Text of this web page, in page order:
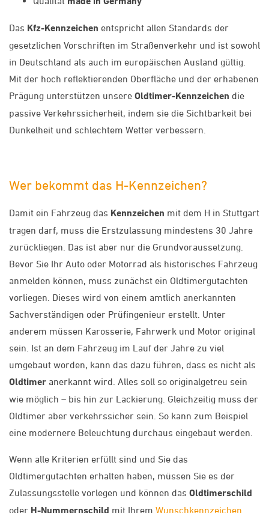
Das Kfz-Kennzeichen entspricht allen Standards der
gesetzlichen Vorschriften im Straßenverkehr und ist sowohl
in Deutschland als auch im europäischen Ausland gültig.
Mit der hoch reflektierenden Oberfläche und der erhabenen
Prägung unterstützen unsere Oldtimer-Kennzeichen die
passive Verkehrssicherheit, indem sie die Sichtbarkeit bei
Dunkelheit und schlechtem Wetter verbessern.
Wer bekommt das H-Kennzeichen?
Damit ein Fahrzeug das Kennzeichen mit dem H in Stuttgart
tragen darf, muss die Erstzulassung mindestens 30 Jahre
zurückliegen. Das ist aber nur die Grundvoraussetzung.
Bevor Sie Ihr Auto oder Motorrad als historisches Fahrzeug
anmelden können, muss zunächst ein Oldtimergutachten
vorliegen. Dieses wird von einem amtlich anerkannten
Sachverständigen oder Prüfingenieur erstellt. Unter
anderem müssen Karosserie, Fahrwerk und Motor original
sein. Ist an dem Fahrzeug im Lauf der Jahre zu viel
umgebaut worden, kann das dazu führen, dass es nicht als
Oldtimer anerkannt wird. Alles soll so originalgetreu sein
wie möglich – bis hin zur Lackierung. Gleichzeitig muss der
Oldtimer aber verkehrssicher sein. So kann zum Beispiel
eine modernere Beleuchtung durchaus eingebaut werden.
Wenn alle Kriterien erfüllt sind und Sie das
Oldtimergutachten erhalten haben, müssen Sie es der
Zulassungsstelle vorlegen und können das Oldtimerschild
oder H-Nummernschild mit Ihrem Wunschkennzeichen